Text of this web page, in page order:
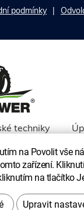
na Povolit vše
zařízení.
na tlačítko
Upravit
podmínky
techniky